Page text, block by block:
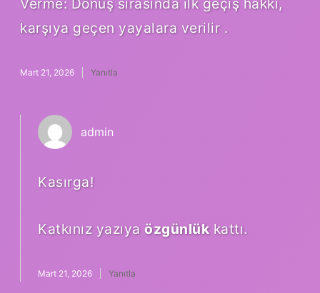
Verme: Dönüş sırasında ilk geçiş hakkı,
karşıya geçen yayalara verilir .
Mart 21, 2026 Yanıtla
admin
Kasırga!
Katkınız yazıya özgünlük kattı.
Mart 21, 2026 Yanıtla